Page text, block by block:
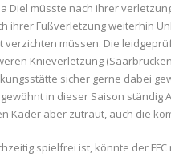
Diel müsste nach ihrer
ihrer Fußverletzung weiterhin
verzichten müssen. Die
Knieverletzung
sicher gerne dabei
in dieser Saison ständig
Kader aber zutraut, auch die
spielfrei ist, könnte der